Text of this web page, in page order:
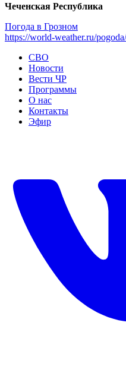
Чеченская Республика
Погода в Грозном
https://world-weather.ru/
СВО
Новости
Вести ЧР
Программы
О нас
Контакты
Эфир